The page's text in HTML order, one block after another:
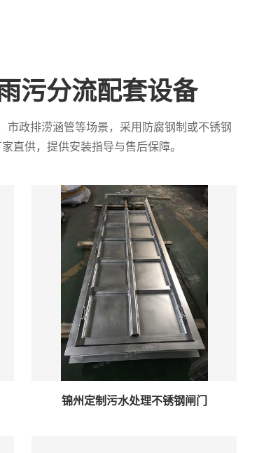
污分流配套设备
政排涝涵管等场景，采用防腐钢制或不锈钢
直供，提供安装指导与售后保障。
锦州定制污水处理不锈钢闸门